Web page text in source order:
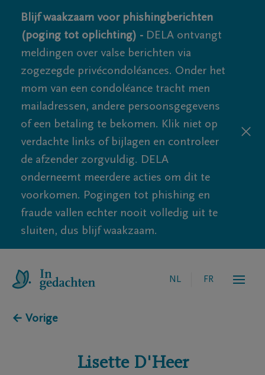
Blijf waakzaam voor phishingberichten
(poging tot oplichting) - DELA ontvangt
meldingen over valse berichten via
zogezegde privécondoléances. Onder het
mom van een condoléance tracht men
mailadressen, andere persoonsgegevens
of een betaling te bekomen. Klik niet op
verdachte links of bijlagen en controleer
de afzender zorgvuldig. DELA
onderneemt meerdere acties om dit te
voorkomen. Pogingen tot phishing en
fraude vallen echter nooit volledig uit te
sluiten, dus blijf waakzaam.
NL FR
← Vorige
Lisette D'Heer